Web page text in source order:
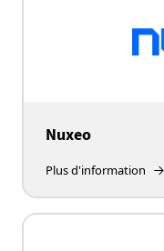
Nuxeo
Plus d'information